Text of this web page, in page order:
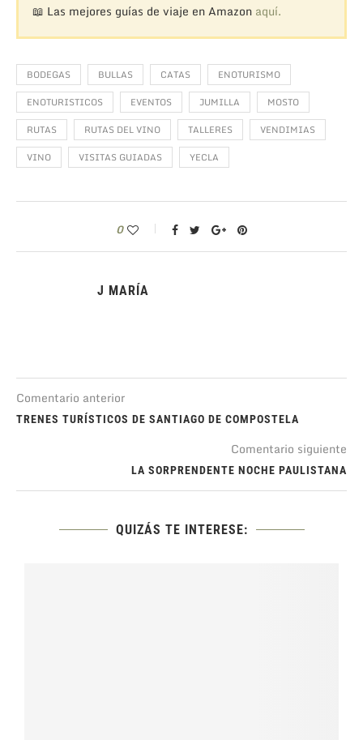
📖 Las mejores guías de viaje en Amazon aquí.
BODEGAS BULLAS CATAS
ENOTURISMO
ENOTURISTICOS
EVENTOS JUMILLA
MOSTO
RUTAS
RUTAS DEL VINO TALLERES
VENDIMIAS
VINO
VISITAS GUIADAS YECLA
0
J MARÍA
Comentario anterior
TRENES TURÍSTICOS DE SANTIAGO DE COMPOSTELA
Comentario siguiente
LA SORPRENDENTE NOCHE PAULISTANA
QUIZÁS TE INTERESE: